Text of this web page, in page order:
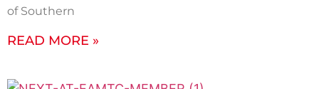
of Southern
READ MORE »